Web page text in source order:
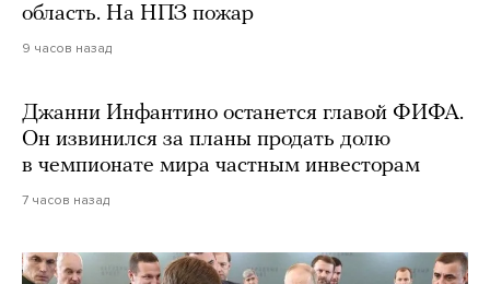
область. На НПЗ пожар
9 часов назад
Джанни Инфантино останется главой ФИФА.
Он извинился за планы продать долю
в чемпионате мира частным инвесторам
7 часов назад